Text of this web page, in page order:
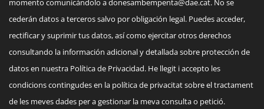
momento comunicándolo adonesambempenta@dae.cat. No se
cederán datos a terceros salvo por obligación legal. Puedes acceder,
rectificar y suprimir tus datos, así como ejercitar otros derechos
consultando la información adicional y detallada sobre protección de
datos en nuestra Política de Privacidad. He llegit i accepto les
condicions contingudes en la política de privacitat sobre el tractament
de les meves dades per a gestionar la meva consulta o petició.